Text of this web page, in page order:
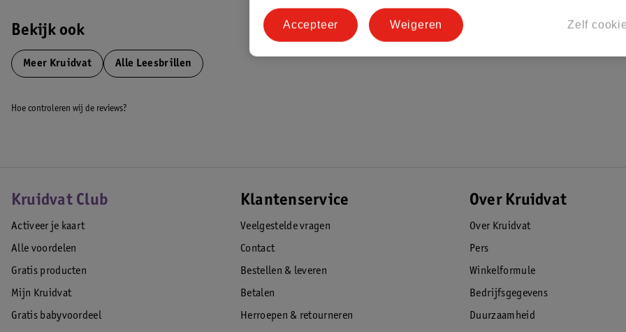
Bekijk ook
Meer Kruidvat Alle Leesbrillen
Hoe controleren wij de reviews?
Kruidvat Club
Activeer je kaart
Alle voordelen
Gratis producten
Mijn Kruidvat
Gratis babyvoordeel
Klantenservice
Veelgestelde vragen
Contact
Bestellen & leveren
Betalen
Herroepen & retourneren
Over Kruidvat
Over Kruidvat
Pers
Winkelformule
Bedrijfsgegevens
Duurzaamheid
Zelf
Weigeren
Accepteer